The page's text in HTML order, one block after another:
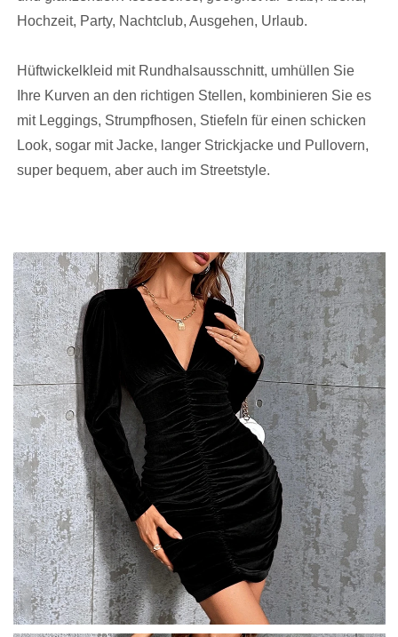
Hochzeit, Party, Nachtclub, Ausgehen, Urlaub.
Hüftwickelkleid mit Rundhalsausschnitt, umhüllen Sie
Ihre Kurven an den richtigen Stellen, kombinieren Sie es
mit Leggings, Strumpfhosen, Stiefeln für einen schicken
Look, sogar mit Jacke, langer Strickjacke und Pullovern,
super bequem, aber auch im Streetstyle.